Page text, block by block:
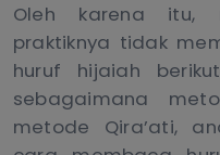
Oleh karena itu,
praktiknya tidak
huruf hijaiah
sebagaimana
metode Qira’ati,